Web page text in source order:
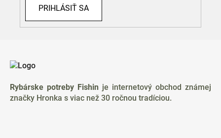
PRIHLÁSIŤ SA
Rybárske potreby Fishin je internetový obchod známej
značky Hronka s viac než 30 ročnou tradíciou.